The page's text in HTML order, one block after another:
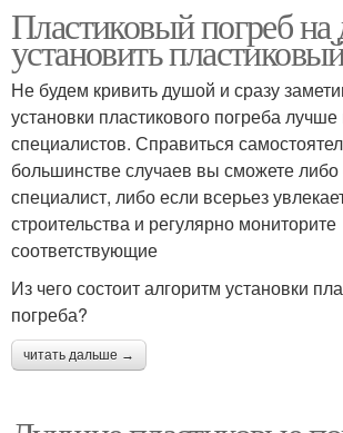
Пластиковый погреб на
установить
Не будем кривить душой и сразу
установки пластикового погреба
специалистов. Справиться
большинстве случаев вы сможете
специалист, либо если всерьез
строительства и регулярно мониторите
соответствующие
Из чего состоит алгоритм установки
погреба?
читать дальше →